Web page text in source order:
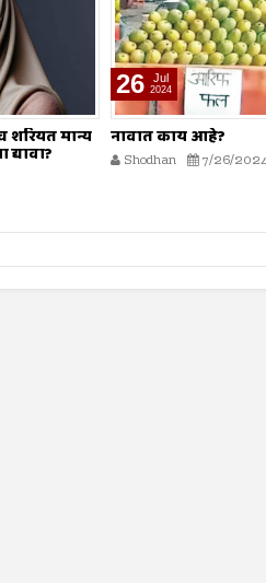
19 Jul
2024
मोहर्रम हा सण नाही?
Shodhan 7/19/2024